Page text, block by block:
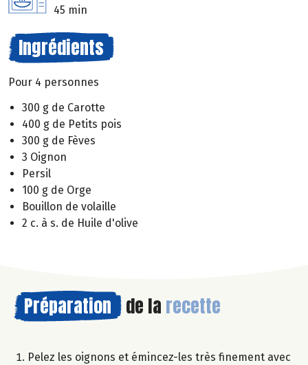
45 min
Ingrédients
Pour 4 personnes
300 g de Carotte
400 g de Petits pois
300 g de Fèves
3 Oignon
Persil
100 g de Orge
Bouillon de volaille
2 c. à s. de Huile d'olive
Préparation de la recette
Pelez les oignons et émincez-les très finement avec